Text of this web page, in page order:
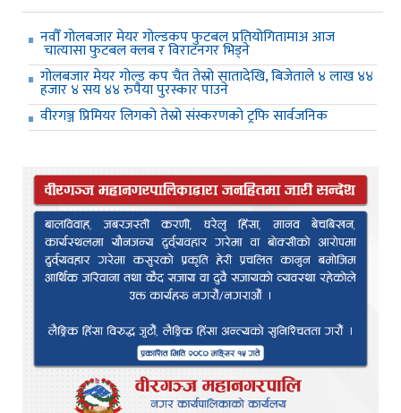
नवौँ गोलबजार मेयर गोल्डकप फुटबल प्रतियोगितामाअ आज
चात्यासा फुटबल क्लब र विराटनगर भिड्ने
गोलबजार मेयर गोल्ड कप चैत तेस्रो सातादेखि, बिजेताले ४ लाख ४४
हजार ४ सय ४४ रुपैया पुरस्कार पाउने
वीरगञ्ज प्रिमियर लिगको तेस्रो संस्करणको ट्रफि सार्वजनिक